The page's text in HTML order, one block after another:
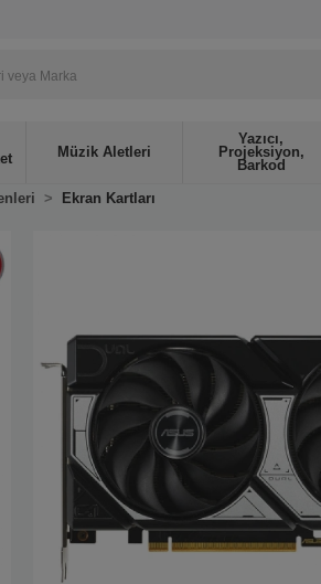
Müzik Aletleri
Yazıcı,
Projeksiyon,
Barkod
Ekran Kartları